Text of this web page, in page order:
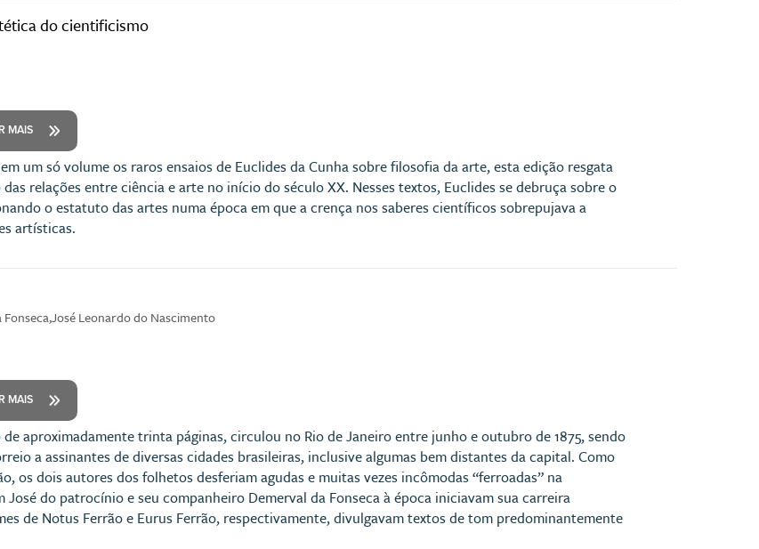
do cientificismo
MAIS
um só volume os raros ensaios de Euclides da Cunha sobre filosofia da arte, esta edição resgata
relações entre ciência e arte no início do século XX. Nesses textos, Euclides se debruça sobre o
o estatuto das artes numa época em que a crença nos saberes científicos sobrepujava a
artísticas.
Leonardo do Nascimento
MAIS
aproximadamente trinta páginas, circulou no Rio de Janeiro entre junho e outubro de 1875, sendo
a assinantes de diversas cidades brasileiras, inclusive algumas bem distantes da capital. Como
os dois autores dos folhetos desferiam agudas e muitas vezes incômodas “ferroadas” na
José do patrocínio e seu companheiro Demerval da Fonseca à época iniciavam sua carreira
de Notus Ferrão e Eurus Ferrão, respectivamente, divulgavam textos de tom predominantemente